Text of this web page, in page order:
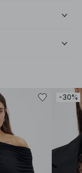
-30%